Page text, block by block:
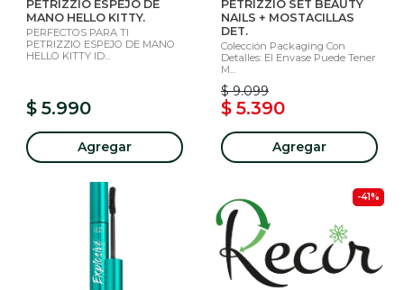
PETRIZZIO ESPEJO DE
MANO HELLO KITTY.
PERFECTOS PARA TI
PETRIZZIO ESPEJO DE MANO
HELLO KITTY ID...
$ 5.990
Agregar
PETRIZZIO SET BEAUTY
NAILS + MOSTACILLAS
DET.
Colección Packaging Con
Detalles: El Envase Puede Tener
M...
$ 9.099
$ 5.390
Agregar
-41%